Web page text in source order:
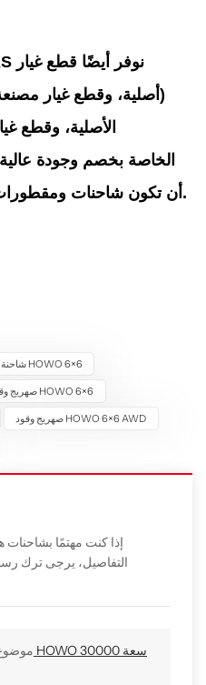
(أصلية، وقطع غيار
الأصلية، وقطع
أن تكون شاحنات ومقطورات عملائنا في حالة عمل جيدة.
شاحنة صهريج وقود HOWO 6×6
صهريج وقود HOWO 6×6
صهريج وقود HOWO 6×6 AWD
إذا كنت مهتمًا